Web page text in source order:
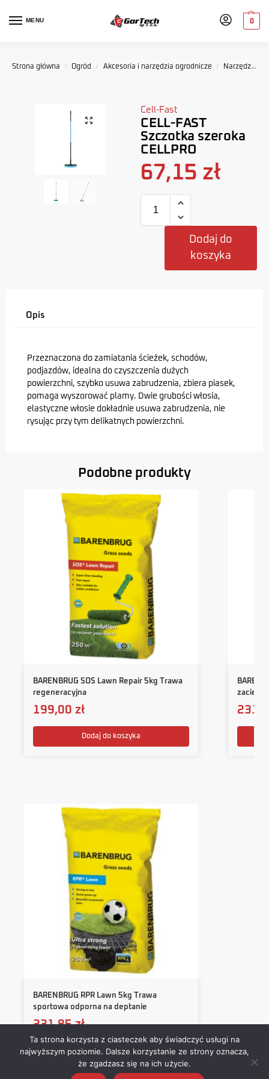
MENU 0
Strona główna / Ogród / Akcesoria i narzędzia ogrodnicze / Narzędzia ogrodnicze
Cell-Fast
CELL-FAST
Szczotka szeroka
CELLPRO
67,15 zł
Dodaj do
koszyka
Opis
Przeznaczona do zamiatania ścieżek, schodów,
podjazdów, idealna do czyszczenia dużych
powierzchni, szybko usuwa zabrudzenia, zbiera piasek,
pomaga wyszorować plamy. Dwie grubości włosia,
elastyczne włosie dokładnie usuwa zabrudzenia, nie
rysując przy tym delikatnych powierzchni.
Podobne produkty
BARENBRUG SOS Lawn Repair 5kg Trawa
regeneracyjna
199,00 zł
Dodaj do koszyka
BARENBRUG RPR Lawn 5kg Trawa
sportowa odporna na deptanie
231,85zł
Dodaj do koszyka
Ta strona korzysta z ciasteczek aby świadczyć usługi na
najwyższym poziomie. Dalsze korzystanie ze strony oznacza,
że zgadzasz się na ich użycie.